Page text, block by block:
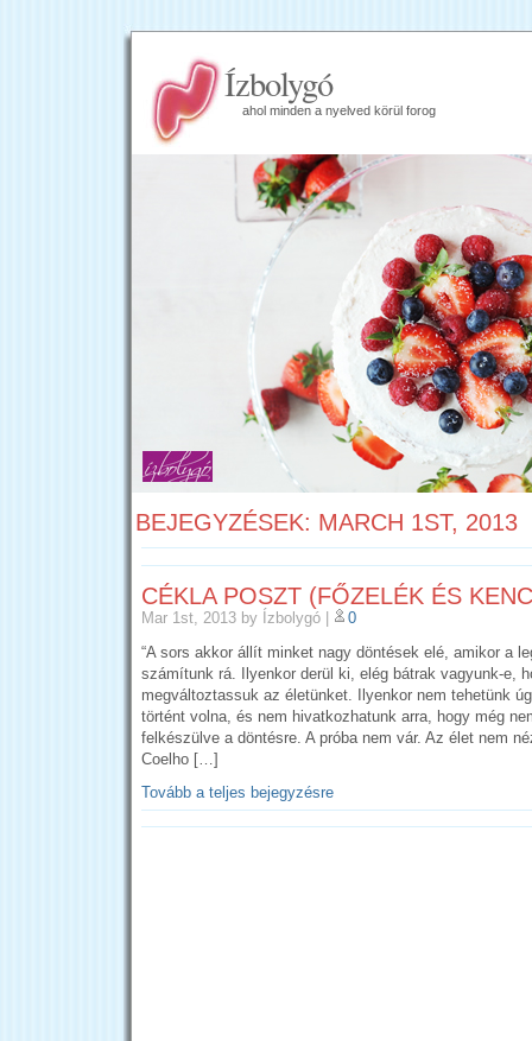
Ízbolygó
ahol minden a nyelved körül forog
BEJEGYZÉSEK: MARCH 1ST, 2013
CÉKLA POSZT (FŐZELÉK ÉS
Mar 1st, 2013 by Ízbolygó
0
“A sors akkor állít minket nagy döntések elé, amikor a
számítunk rá. Ilyenkor derül ki, elég bátrak vagyunk-e,
megváltoztassuk az életünket. Ilyenkor nem tehetünk
történt volna, és nem hivatkozhatunk arra, hogy még
felkészülve a döntésre. A próba nem vár. Az élet nem
Coelho […]
Tovább a teljes bejegyzésre